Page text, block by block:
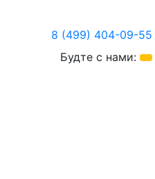
8 (499) 404-09-55
Будте с нами: